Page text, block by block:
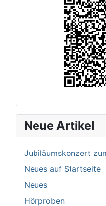
Neue Artikel
Jubiläumskonzert
Neues auf Startseite
Neues
Hörproben